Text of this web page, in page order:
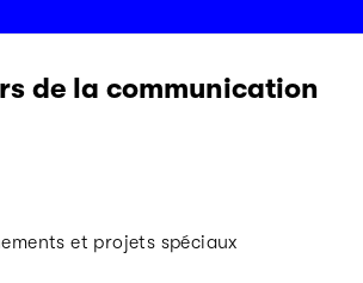
de la communication
et projets spéciaux